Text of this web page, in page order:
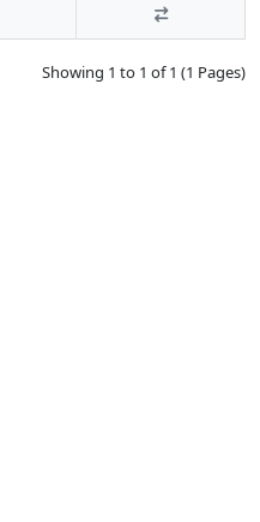
Showing 1 to 1 of 1 (1 Pages)